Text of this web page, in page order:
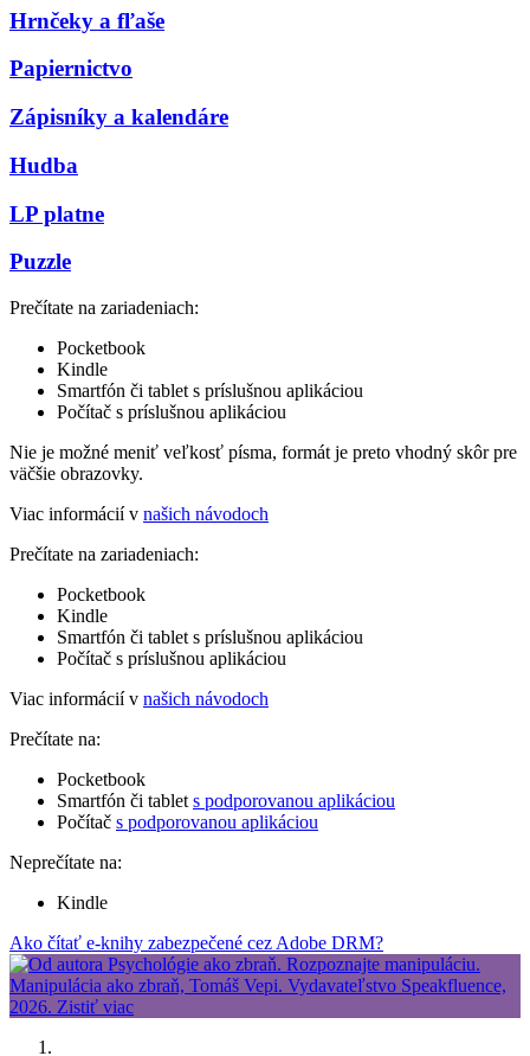
Hrnčeky a fľaše
Papiernictvo
Zápisníky a kalendáre
Hudba
LP platne
Puzzle
Prečítate na zariadeniach:
Pocketbook
Kindle
Smartfón či tablet s príslušnou aplikáciou
Počítač s príslušnou aplikáciou
Nie je možné meniť veľkosť písma, formát je preto vhodný skôr pre
väčšie obrazovky.
Viac informácií v našich návodoch
Prečítate na zariadeniach:
Pocketbook
Kindle
Smartfón či tablet s príslušnou aplikáciou
Počítač s príslušnou aplikáciou
Viac informácií v našich návodoch
Prečítate na:
Pocketbook
Smartfón či tablet s podporovanou aplikáciou
Počítač s podporovanou aplikáciou
Neprečítate na:
Kindle
Ako čítať e-knihy zabezpečené cez Adobe DRM?